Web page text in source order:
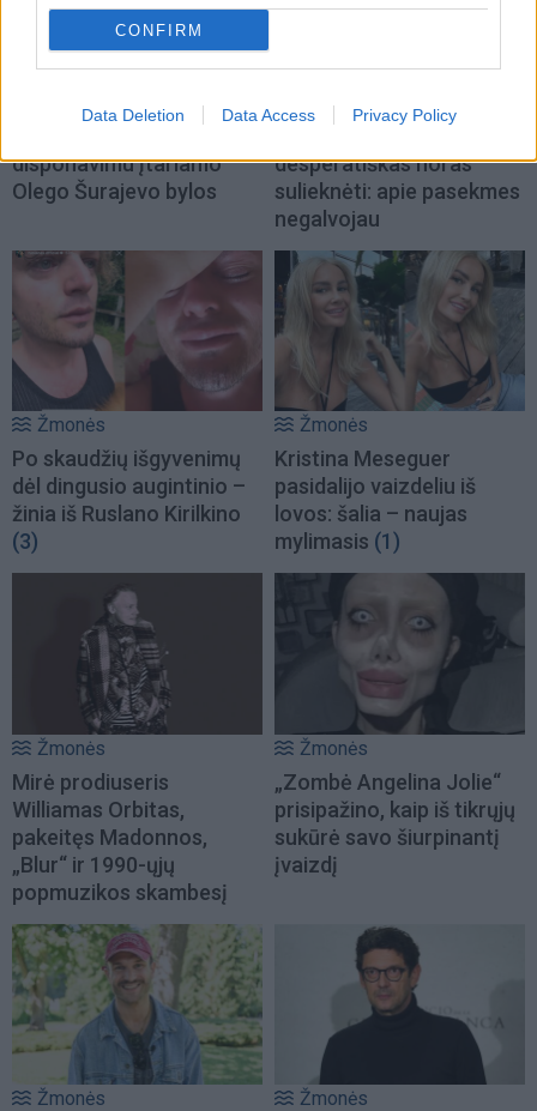
CONFIRM
Data Deletion Data Access Privacy Policy
Žmonės
Pareigūnams nepavyksta
disponavimu įtariamo
Olego Šurajevo bylos
Žmonės
Reveka Devolskytė
desperatiškas noras
sulieknėti: apie pasekmes
negalvojau
Žmonės
Po skaudžių išgyvenimų
dėl dingusio augintinio –
žinia iš Ruslano Kirilkino
(3)
Žmonės
Kristina Meseguer
pasidalijo vaizdeliu iš
lovos: šalia – naujas
mylimasis (1)
Žmonės
Mirė prodiuseris
Williamas Orbitas,
pakeitęs Madonnos,
„Blur“ ir 1990-ųjų
popmuzikos skambesį
Žmonės
„Zombė Angelina Jolie“
prisipažino, kaip iš tikrųjų
sukūrė savo šiurpinantį
įvaizdį
Žmonės Žmonės